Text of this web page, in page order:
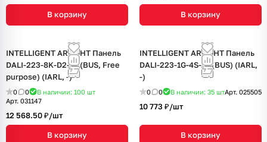
В корзину В корзину
INTELLIGENT ARLIGHT Панель
DALI-223-8K-D2-IN (BUS, Free
purpose) (IARL, -)
0 0 В наличии: 100 шт
Арт. 031147
12 568.50 ₽/шт
В корзину
INTELLIGENT ARLIGHT Панель
DALI-223-1G-4S-IN (BUS) (IARL,
-)
0 0 В наличии: 35 штАрт. 025505
10 773 ₽/шт
В корзину